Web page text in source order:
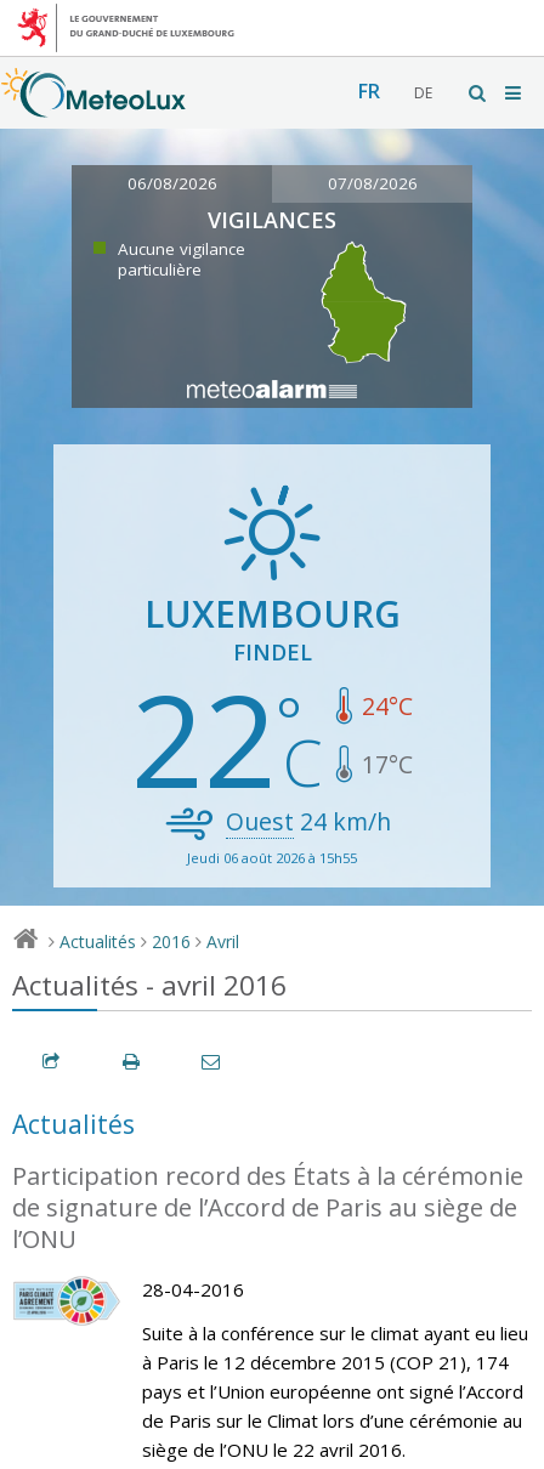
FR DE
06/08/2026 07/08/2026
VIGILANCES
Aucune vigilance
particulière
LUXEMBOURG
FINDEL
22 24°C
17°C
Ouest 24 km/h
Jeudi 06 août 2026 à 15h55
> Actualités > 2016 > Avril
Actualités - avril 2016
Actualités
Participation record des États à la cérémonie
de signature de l’Accord de Paris au siège de
l’ONU
28-04-2016
Suite à la conférence sur le climat ayant eu lieu
à Paris le 12 décembre 2015 (COP 21), 174
pays et l’Union européenne ont signé l’Accord
de Paris sur le Climat lors d’une cérémonie au
siège de l’ONU le 22 avril 2016.